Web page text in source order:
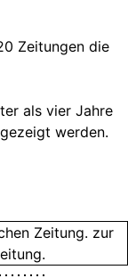
Zeitungen die
als vier Jahre
werden.